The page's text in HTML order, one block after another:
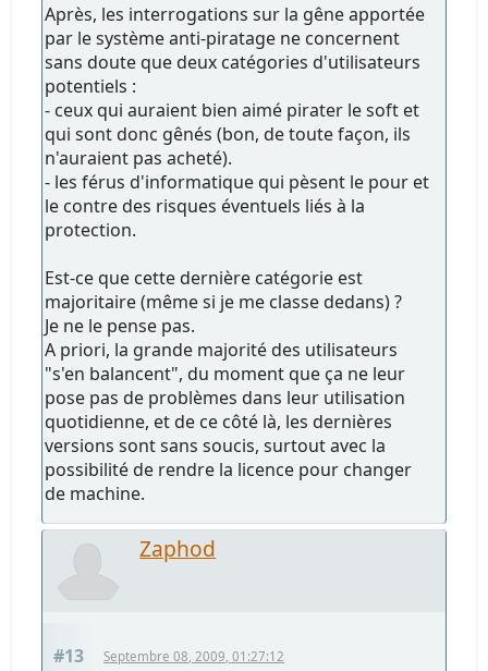
Après, les interrogations sur la gêne apportée
par le système anti-piratage ne concernent
sans doute que deux catégories d'utilisateurs
potentiels :
- ceux qui auraient bien aimé pirater le soft et
qui sont donc gênés (bon, de toute façon, ils
n'auraient pas acheté).
- les férus d'informatique qui pèsent le pour et
le contre des risques éventuels liés à la
protection.
Est-ce que cette dernière catégorie est
majoritaire (même si je me classe dedans) ?
Je ne le pense pas.
A priori, la grande majorité des utilisateurs
"s'en balancent", du moment que ça ne leur
pose pas de problèmes dans leur utilisation
quotidienne, et de ce côté là, les dernières
versions sont sans soucis, surtout avec la
possibilité de rendre la licence pour changer
de machine.
Zaphod
#13 Septembre 08, 2009, 01:27:12